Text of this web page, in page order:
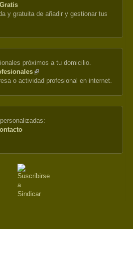
y gratuita de añadir y gestionar tus
próximos a tu domicilio.
(link
is
o actividad profesional en internet.